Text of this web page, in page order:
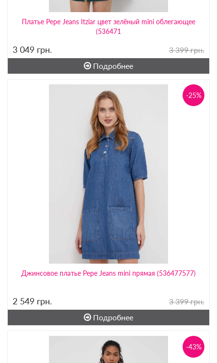
Платье Pepe Jeans Itziar цвет зелёный mini облегающее
(536471
3 049 грн.
3 399 грн.
Подробнее
Джинсовое платье Pepe Jeans mini прямая (536477577)
-25%
2 549 грн.
3 399 грн.
Подробнее
-43%